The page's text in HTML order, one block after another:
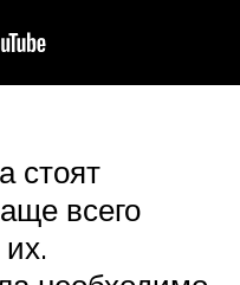
стоят
всего